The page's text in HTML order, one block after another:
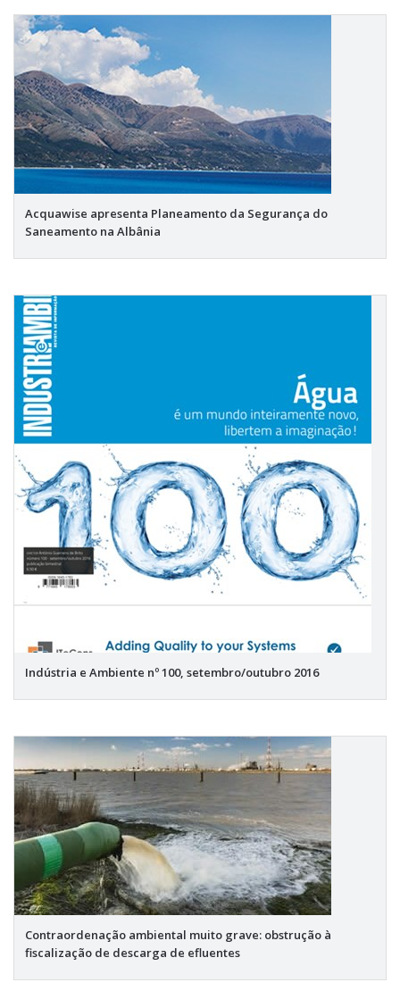
Acquawise apresenta Planeamento da Segurança do
Saneamento na Albânia
Indústria e Ambiente nº 100, setembro/outubro 2016
Contraordenação ambiental muito grave: obstrução à
fiscalização de descarga de efluentes